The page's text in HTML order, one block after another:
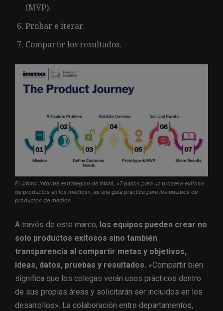
(MVP).
Probar e iterar.
Compartir los resultados.
El último informe estratégico de INMA, «7 ​​pasos para un proceso exitoso
de productos en los medios», es una guía práctica para los equipos de
productos de medios.
A través de este marco, los equipos pueden crear no
solo productos exitosos sino también
transparencia al compartir metas y objetivos,
ideas, datos, pruebas y resultados. «Compartir bien
significa que los colegas verán usos prácticos dentro
de sus propias áreas y solicitarán ser incluidos en los
desarrollos». La colaboración entre departamentos,